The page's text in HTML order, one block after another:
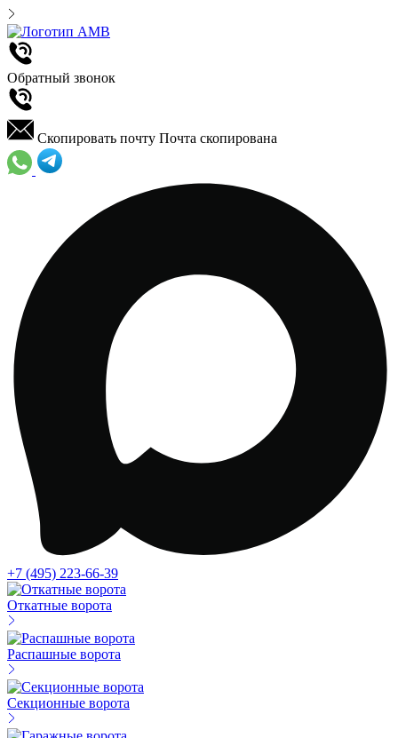
Обратный звонок
Скопировать почту Почта скопирована
+7 (495) 223-66-39
Откатные ворота
Распашные ворота
Секционные ворота